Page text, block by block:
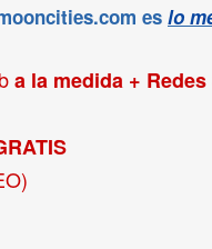
es lo
a la medida +